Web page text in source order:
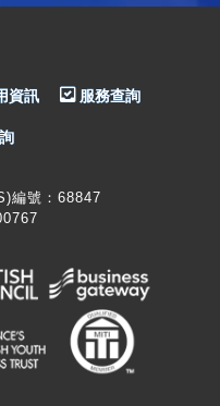
資訊 服務查詢
編號：68847